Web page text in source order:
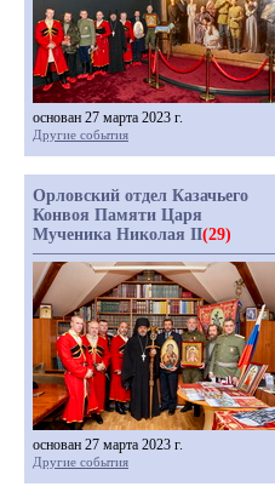
основан 27 марта 2023 г.
Другие события
Орловский отдел Казачьего
Конвоя Памяти Царя
Мученика Николая II(29)
основан 27 марта 2023 г.
Другие события